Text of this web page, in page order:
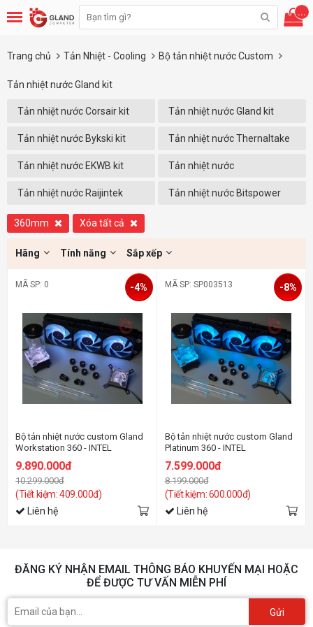
...
Trang chủ Tản Nhiệt - Cooling Bộ tản nhiệt nước Custom
Tản nhiệt nước Gland kit
Tản nhiệt nước Corsair kit Tản nhiệt nước Gland kit
Tản nhiệt nước Bykski kit Tản nhiệt nước Thernaltake
kit
Tản nhiệt nước EKWB kit Tản nhiệt nước
Coolermaster
Tản nhiệt nước Raijintek Tản nhiệt nước Bitspower
360mm Xóa tất cả
Hãng Tính năng Sắp xếp
MÃ SP: 0
Bộ tản nhiệt nước custom Gland
Workstation 360 - INTEL
9.890.000đ
10.299.000đ
(Tiết kiệm: 409.000đ)
-4%
Liên hệ
MÃ SP: SP003513
Bộ tản nhiệt nước custom Gland
Platinum 360 - INTEL
7.599.000đ
8.199.000đ
(Tiết kiệm: 600.000đ)
-8%
Liên hệ
ĐĂNG KÝ NHẬN EMAIL THÔNG BÁO KHUYẾN MẠI HOẶC
ĐỂ ĐƯỢC TƯ VẤN MIỄN PHÍ
Gửi